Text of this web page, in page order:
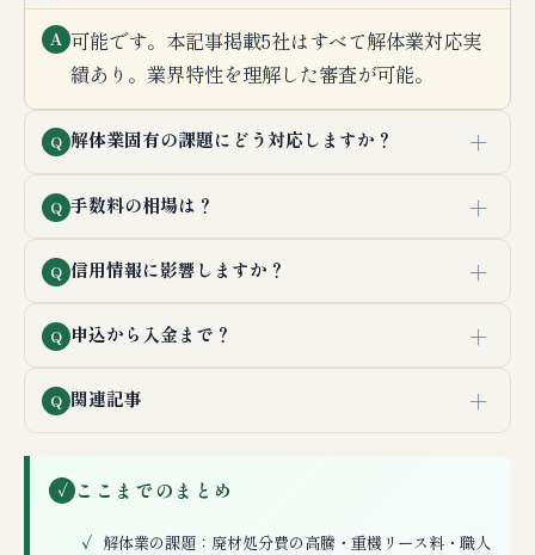
A 可能です。本記事掲載5社はすべて解体業対応実
績あり。業界特性を理解した審査が可能。
Q 解体業固有の課題にどう対応しますか？ ＋
Q 手数料の相場は？ ＋
Q 信用情報に影響しますか？ ＋
Q 申込から入金まで？ ＋
Q 関連記事 ＋
✓ ここまでのまとめ
解体業の課題：廃材処分費の高騰・重機リース料・職人